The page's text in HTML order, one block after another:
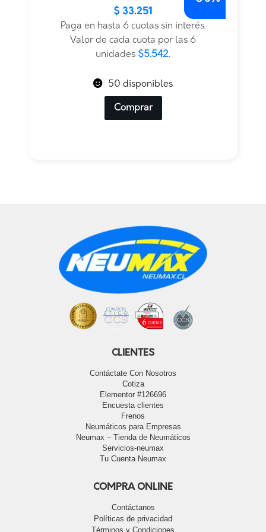
original
actual
$ 33.251
Paga en hasta 6 cuotas sin interés.
Valor de cada cuota por las 6
unidades $5.542.
50 disponibles
Comprar
CLIENTES
Contáctate Con Nosotros
Cotiza
Elementor #126696
Encuesta clientes
Frenos
Neumáticos para Empresas
Neumax – Tienda de Neumáticos
Servicios-neumax
Tu Cuenta Neumax
COMPRA ONLINE
Contáctanos
Políticas de privacidad
Términos y Condiciones